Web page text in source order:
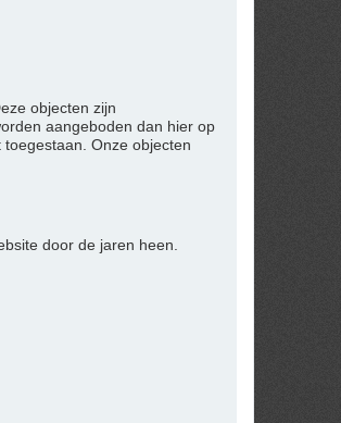
objecten zijn
aangeboden dan hier op
Onze objecten
door de jaren heen.